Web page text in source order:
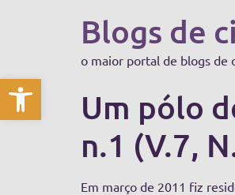
Abrir a barra de
Blogs de
o maior portal de blogs de
Um pólo
n.1 (V.7,
Em março de 2011 fiz